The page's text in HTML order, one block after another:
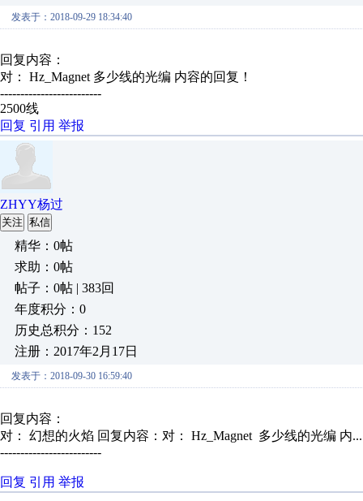
发表于：2018-09-29 18:34:40
回复内容：
对： Hz_Magnet 多少线的光编 内容的回复！
-------------------------
2500线
回复 引用 举报
ZHYY杨过
关注 私信
精华：0帖
求助：0帖
帖子：0帖 | 383回
年度积分：0
历史总积分：152
注册：2017年2月17日
发表于：2018-09-30 16:59:40
回复内容：
对： 幻想的火焰 回复内容：对： Hz_Magnet 多少线的光编 内
-------------------------
回复 引用 举报